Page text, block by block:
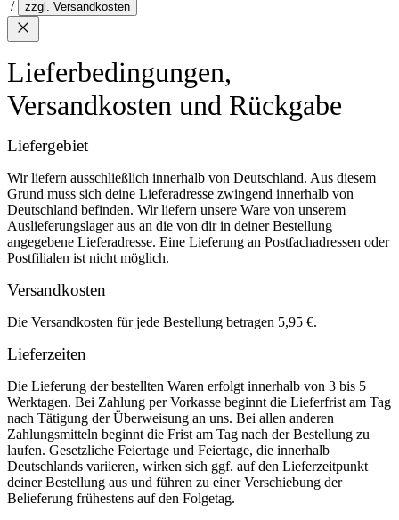
/
zzgl. Versandkosten
Lieferbedingungen,
Versandkosten und Rückgabe
Liefergebiet
Wir liefern ausschließlich innerhalb von Deutschland. Aus diesem
Grund muss sich deine Lieferadresse zwingend innerhalb von
Deutschland befinden. Wir liefern unsere Ware von unserem
Auslieferungslager aus an die von dir in deiner Bestellung
angegebene Lieferadresse. Eine Lieferung an Postfachadressen oder
Postfilialen ist nicht möglich.
Versandkosten
Die Versandkosten für jede Bestellung betragen 5,95 €.
Lieferzeiten
Die Lieferung der bestellten Waren erfolgt innerhalb von 3 bis 5
Werktagen. Bei Zahlung per Vorkasse beginnt die Lieferfrist am Tag
nach Tätigung der Überweisung an uns. Bei allen anderen
Zahlungsmitteln beginnt die Frist am Tag nach der Bestellung zu
laufen. Gesetzliche Feiertage und Feiertage, die innerhalb
Deutschlands variieren, wirken sich ggf. auf den Lieferzeitpunkt
deiner Bestellung aus und führen zu einer Verschiebung der
Belieferung frühestens auf den Folgetag.